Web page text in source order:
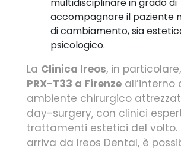
accompagnare il paziente
di cambiamento, sia
psicologico.
La Clinica Ireos, in
PRX-T33 a Firenze all’interno
ambiente chirurgico
day-surgery, con clinici
trattamenti estetici del volto.
arriva da Ireos Dental, è